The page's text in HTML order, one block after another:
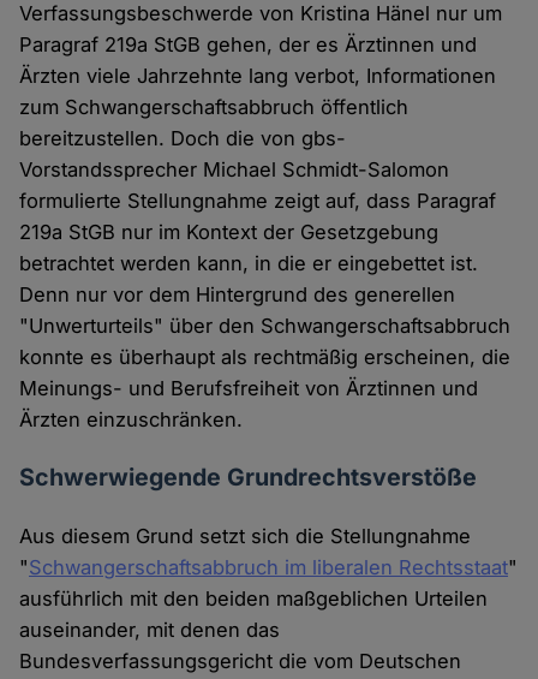
Verfassungsbeschwerde von Kristina Hänel nur um
Paragraf 219a StGB gehen, der es Ärztinnen und
Ärzten viele Jahrzehnte lang verbot, Informationen
zum Schwangerschaftsabbruch öffentlich
bereitzustellen. Doch die von gbs-
Vorstandssprecher Michael Schmidt-Salomon
formulierte Stellungnahme zeigt auf, dass Paragraf
219a StGB nur im Kontext der Gesetzgebung
betrachtet werden kann, in die er eingebettet ist.
Denn nur vor dem Hintergrund des generellen
"Unwerturteils" über den Schwangerschaftsabbruch
konnte es überhaupt als rechtmäßig erscheinen, die
Meinungs- und Berufsfreiheit von Ärztinnen und
Ärzten einzuschränken.
Schwerwiegende Grundrechtsverstöße
Aus diesem Grund setzt sich die Stellungnahme
"Schwangerschaftsabbruch im liberalen Rechtsstaat"
ausführlich mit den beiden maßgeblichen Urteilen
auseinander, mit denen das
Bundesverfassungsgericht die vom Deutschen